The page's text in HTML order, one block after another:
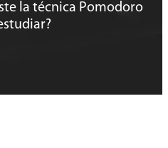
la técnica Pomodoro